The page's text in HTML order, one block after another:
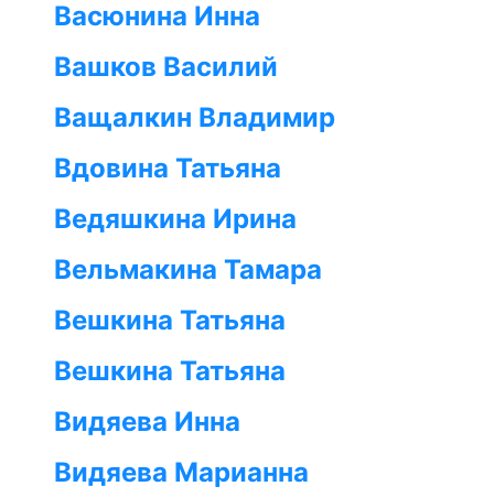
Васюнина Инна
Вашков Василий
Ващалкин Владимир
Вдовина Татьяна
Ведяшкина Ирина
Вельмакина Тамара
Вешкина Татьяна
Вешкина Татьяна
Видяева Инна
Видяева Марианна